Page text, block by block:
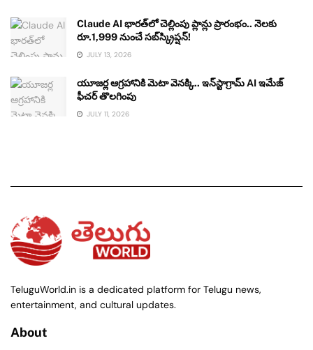
Claude AI భారత్‌లో చెల్లింపు ప్లాన్లు ప్రారంభం.. నెలకు
రూ.1,999 నుంచే సబ్‌స్క్రిప్షన్!
JULY 13, 2026
యూజర్ల ఆగ్రహానికి మెటా వెనక్కి.. ఇన్‌స్టాగ్రామ్ AI ఇమేజ్
ఫీచర్ తొలగింపు
JULY 11, 2026
TeluguWorld.in is a dedicated platform for Telugu news,
entertainment, and cultural updates.
About